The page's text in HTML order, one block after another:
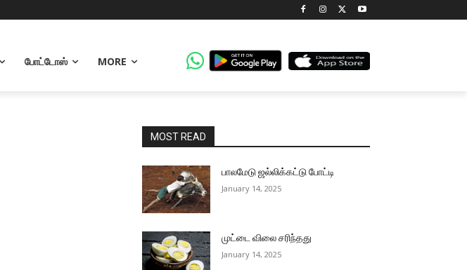
போட்டோஸ் MORE
MOST READ
பாலமேடு ஜல்லிக்கட்டு போட்டி
January 14, 2025
முட்டை விலை சரிந்தது
January 14, 2025